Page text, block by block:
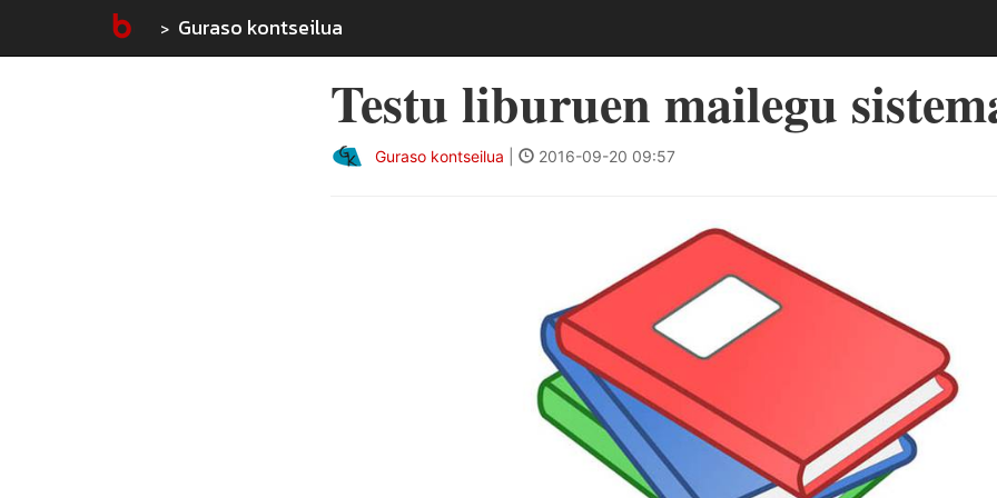
Guraso kontseilua
Testu liburuen mailegu
Guraso kontseilua 2016-09-20 09:57